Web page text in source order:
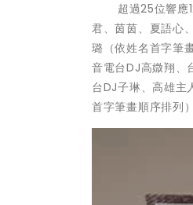
超過25位響應12
君、茵茵、夏語心
璐（依姓名首字筆
音電台DJ高媺翔、
台DJ子琳、高雄主
首字筆畫順序排列